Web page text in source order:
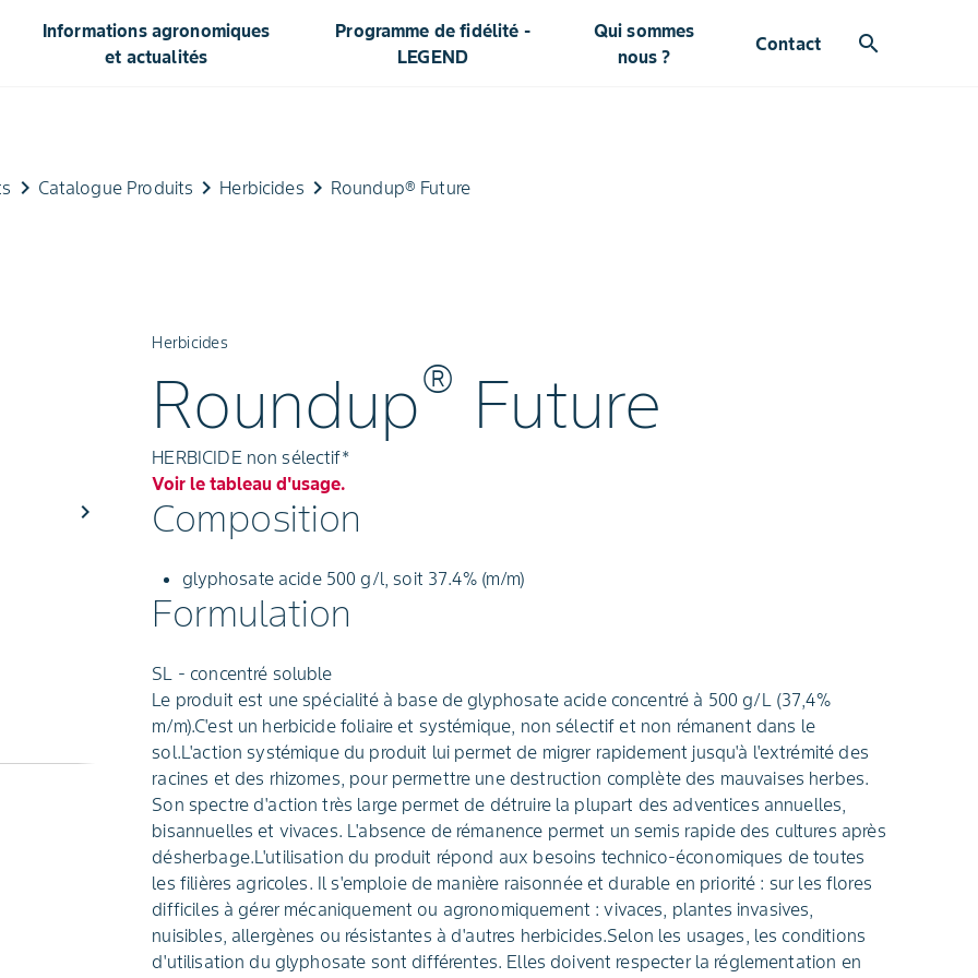
Informations agronomiques
et actualités
Programme de fidélité -
LEGEND
Qui sommes
nous ?
Contact search
keyboard_arrow_right Catalogue Produits keyboard_arrow_right Herbicides keyboard_arrow_right Roundup® Future
chevron_right
Herbicides
Roundup® Future
HERBICIDE non sélectif*
Voir le tableau d'usage.
Composition
glyphosate acide 500 g/l, soit 37.4% (m/m)
Formulation
SL - concentré soluble
Le produit est une spécialité à base de glyphosate acide concentré à 500 g/L (37,4%
m/m).C'est un herbicide foliaire et systémique, non sélectif et non rémanent dans le
sol.L'action systémique du produit lui permet de migrer rapidement jusqu'à l'extrémité des
racines et des rhizomes, pour permettre une destruction complète des mauvaises herbes.
Son spectre d'action très large permet de détruire la plupart des adventices annuelles,
bisannuelles et vivaces. L'absence de rémanence permet un semis rapide des cultures après
désherbage.L'utilisation du produit répond aux besoins technico-économiques de toutes
les filières agricoles. Il s'emploie de manière raisonnée et durable en priorité : sur les flores
difficiles à gérer mécaniquement ou agronomiquement : vivaces, plantes invasives,
nuisibles, allergènes ou résistantes à d'autres herbicides.Selon les usages, les conditions
d'utilisation du glyphosate sont différentes. Elles doivent respecter la réglementation en